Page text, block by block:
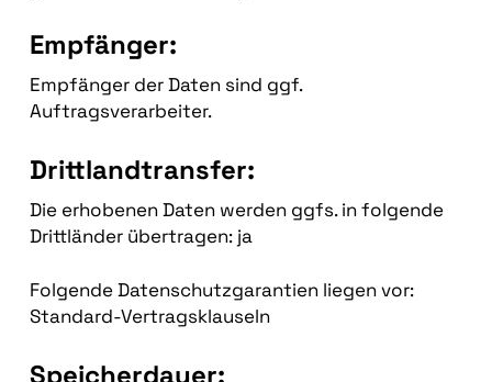
Empfänger:
Empfänger der Daten sind ggf.
Auftragsverarbeiter.
Drittlandtransfer:
Die erhobenen Daten werden ggfs. in folgende
Drittländer übertragen: ja
Folgende Datenschutzgarantien liegen vor:
Standard-Vertragsklauseln
Speicherdauer: